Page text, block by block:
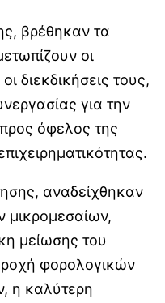
βρέθηκαν τα
οι
διεκδικήσεις τους,
για την
όφελος της
αναδείχθηκαν
μικρομεσαίων,
μείωσης του
φορολογικών
η καλύτερη